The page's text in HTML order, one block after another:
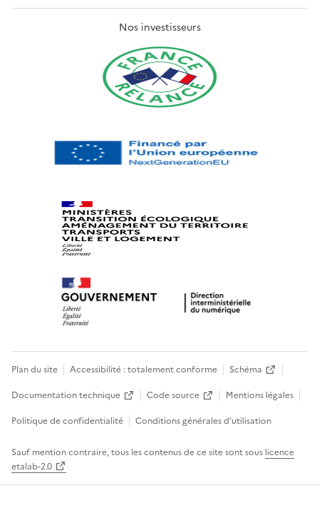
Nos investisseurs
Plan du site Accessibilité : totalement conforme
Schéma
Documentation technique
Code source
Mentions légales
Politique de confidentialité
Conditions générales d’utilisation
Sauf mention contraire, tous les contenus de ce site sont sous licence
etalab-2.0